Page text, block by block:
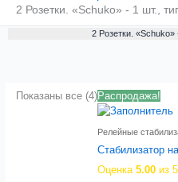
2 Розетки. «Schuko» - 1 шт.,
2 Розетки.
Показаны все (4)Распродажа!
Релейные
Стабилизатор
Оценка5.00 из 5